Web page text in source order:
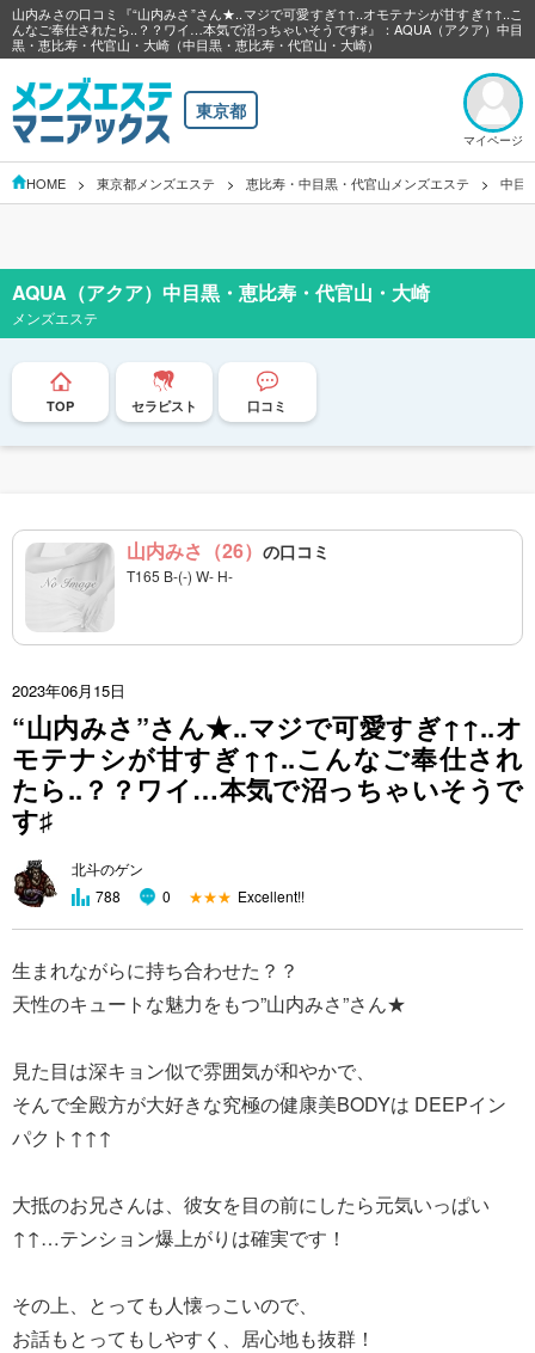
山内みさの口コミ『“山内みさ”さん★..マジで可愛すぎ↑↑..オモテナシが甘すぎ↑↑..こ
んなご奉仕されたら..？？ワイ…本気で沼っちゃいそうです♯』：AQUA（アクア）中目
黒・恵比寿・代官山・大崎（中目黒・恵比寿・代官山・大崎）
東京都
マイページ
HOME 東京都メンズエステ 恵比寿・中目黒・代官山メンズエステ 中目
AQUA（アクア）中目黒・恵比寿・代官山・大崎
メンズエステ
TOP セラピスト 口コミ
山内みさ（26） の口コミ
T165 B-(-) W- H-
2023年06月15日
“山内みさ”さん★..マジで可愛すぎ↑↑..オ
モテナシが甘すぎ↑↑..こんなご奉仕され
たら..？？ワイ…本気で沼っちゃいそうで
す♯
北斗のゲン
788
0 ★★★ Excellent!!
生まれながらに持ち合わせた？？
天性のキュートな魅力をもつ”山内みさ”さん★
見た目は深キョン似で雰囲気が和やかで、
そんで全殿方が大好きな究極の健康美BODYは DEEPイン
パクト↑↑↑
大抵のお兄さんは、彼女を目の前にしたら元気いっぱい
↑↑…テンション爆上がりは確実です！
その上、とっても人懐っこいので、
お話もとってもしやすく、居心地も抜群！